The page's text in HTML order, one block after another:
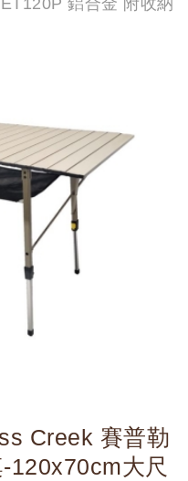
鋁合金 附收納
Creek 賽普勒
120x70cm大尺